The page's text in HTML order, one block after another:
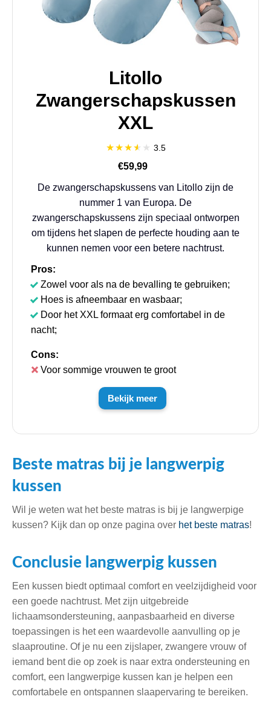
Litollo
Zwangerschapskussen
XXL
3.5
€59,99
De zwangerschapskussens van Litollo zijn de
nummer 1 van Europa. De
zwangerschapskussens zijn speciaal ontworpen
om tijdens het slapen de perfecte houding aan te
kunnen nemen voor een betere nachtrust.
Pros:
Zowel voor als na de bevalling te gebruiken;
Hoes is afneembaar en wasbaar;
Door het XXL formaat erg comfortabel in de
nacht;
Cons:
Voor sommige vrouwen te groot
Bekijk meer
Beste matras bij je langwerpig
kussen
Wil je weten wat het beste matras is bij je langwerpige
kussen? Kijk dan op onze pagina over het beste matras!
Conclusie langwerpig kussen
Een kussen biedt optimaal comfort en veelzijdigheid voor
een goede nachtrust. Met zijn uitgebreide
lichaamsondersteuning, aanpasbaarheid en diverse
toepassingen is het een waardevolle aanvulling op je
slaaproutine. Of je nu een zijslaper, zwangere vrouw of
iemand bent die op zoek is naar extra ondersteuning en
comfort, een langwerpige kussen kan je helpen een
comfortabele en ontspannen slaapervaring te bereiken.